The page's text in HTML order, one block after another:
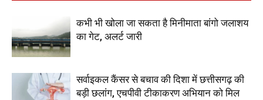
कभी भी खोला जा सकता है मिनीमाता बांगो जलाशय
का गेट, अलर्ट जारी
सर्वाइकल कैंसर से बचाव की दिशा में छत्तीसगढ़ की
बड़ी छलांग, एचपीवी टीकाकरण अभियान को मिल